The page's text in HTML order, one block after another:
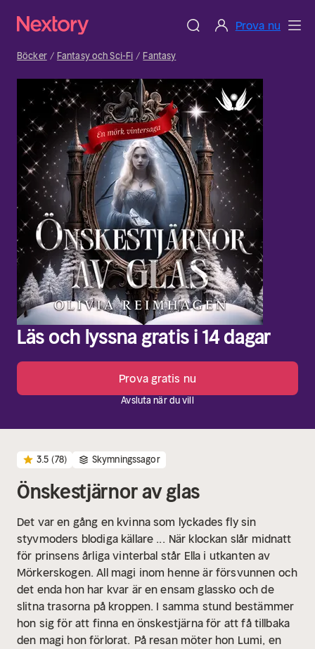
Prova nu
Böcker Fantasy och Sci-Fi Fantasy
Läs och lyssna gratis i 14 dagar
Prova gratis nu
Avsluta när du vill
3.5 (78) Skymningssagor
Önskestjärnor av glas
Det var en gång en kvinna som lyckades fly sin
styvmoders blodiga källare ... När klockan slår midnatt
för prinsens årliga vinterbal står Ella i utkanten av
Mörkerskogen. All magi inom henne är försvunnen och
det enda hon har kvar är en ensam glassko och de
slitna trasorna på kroppen. I samma stund bestämmer
hon sig för att finna en önskestjärna för att få tillbaka
den magi hon förlorat. På resan möter hon Lumi, en